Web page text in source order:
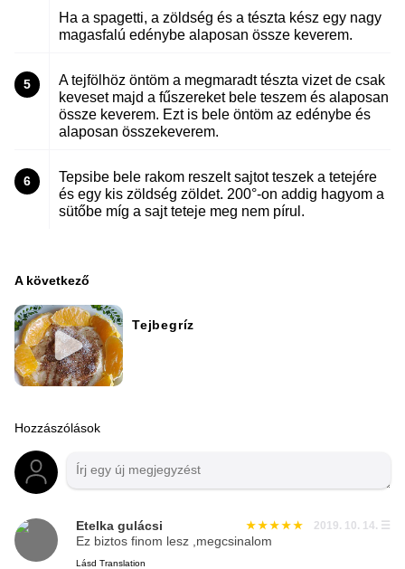
Ha a spagetti, a zöldség és a tészta kész egy nagy
magasfalú edénybe alaposan össze keverem.
5
A tejfölhöz öntöm a megmaradt tészta vizet de csak
keveset majd a fűszereket bele teszem és alaposan
össze keverem. Ezt is bele öntöm az edénybe és
alaposan összekeverem.
6
Tepsibe bele rakom reszelt sajtot teszek a tetejére
és egy kis zöldség zöldet. 200°-on addig hagyom a
sütőbe míg a sajt teteje meg nem pírul.
A következő
Tejbegríz
Hozzászólások
Etelka gulácsi 2019. 10. 14. ☰
Ez biztos finom lesz ,megcsinalom
Lásd Translation